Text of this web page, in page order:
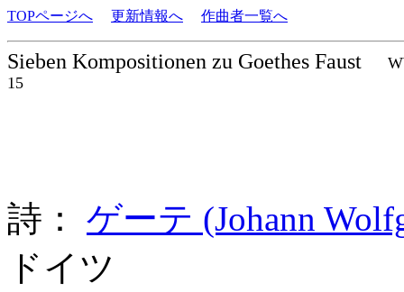
TOPページへ 更新情報へ 作曲者一覧へ
Sieben Kompositionen zu Goethes Faust
15
詩： ゲーテ (Johann
ドイツ